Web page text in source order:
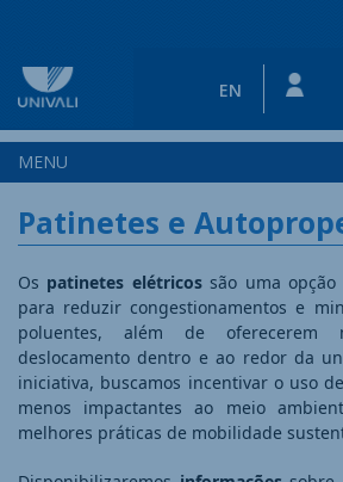
EN
MENU
Patinetes e
Os patinetes elétricos são uma
para reduzir congestionamentos e
poluentes, além de oferecerem
deslocamento dentro e ao redor da
iniciativa, buscamos incentivar o uso
menos impactantes ao meio
melhores práticas de mobilidade